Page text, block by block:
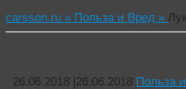
carsson.ru » Польза и Вред »
26.06.2018 |26.06.2018 Польза